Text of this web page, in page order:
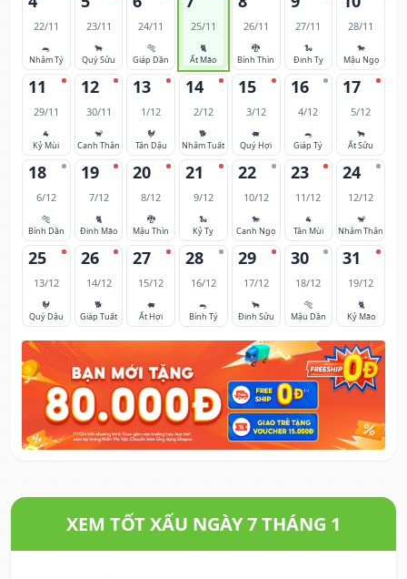
22/11
🐀
Nhâm Tý
23/11
🐂
Quý Sửu
24/11
🐅
Giáp Dần
25/11
🐈
Ất Mão
26/11
🐉
Bính Thìn
27/11
🐍
Đinh Tỵ
28/11
🐎
Mậu Ngọ
11
29/11
🐐
Kỷ Mùi
12
30/11
🐒
Canh Thân
13
1/12
🐓
Tân Dậu
14
2/12
🐕
Nhâm Tuất
15
3/12
🐖
Quý Hợi
16
4/12
🐀
Giáp Tý
17
5/12
🐂
Ất Sửu
18
6/12
🐅
Bính Dần
19
7/12
🐈
Đinh Mão
20
8/12
🐉
Mậu Thìn
21
9/12
🐍
Kỷ Tỵ
22
10/12
🐎
Canh Ngọ
23
11/12
🐐
Tân Mùi
24
12/12
🐒
Nhâm Thân
25
13/12
🐓
Quý Dậu
26
14/12
🐕
Giáp Tuất
27
15/12
🐖
Ất Hợi
28
16/12
🐀
Bính Tý
29
17/12
🐂
Đinh Sửu
30
18/12
🐅
Mậu Dần
31
19/12
🐈
Kỷ Mão
XEM TỐT XẤU NGÀY 7 THÁNG 1